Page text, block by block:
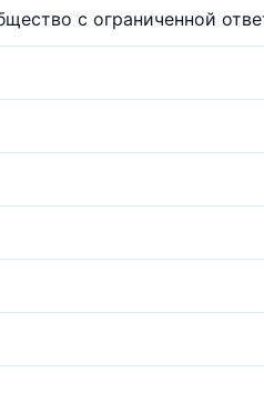
с ограниченной